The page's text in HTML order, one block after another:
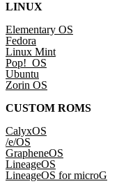
LINUX
Elementary OS
Fedora
Linux Mint
Pop!_OS
Ubuntu
Zorin OS
CUSTOM ROMS
CalyxOS
/e/OS
GrapheneOS
LineageOS
LineageOS for microG